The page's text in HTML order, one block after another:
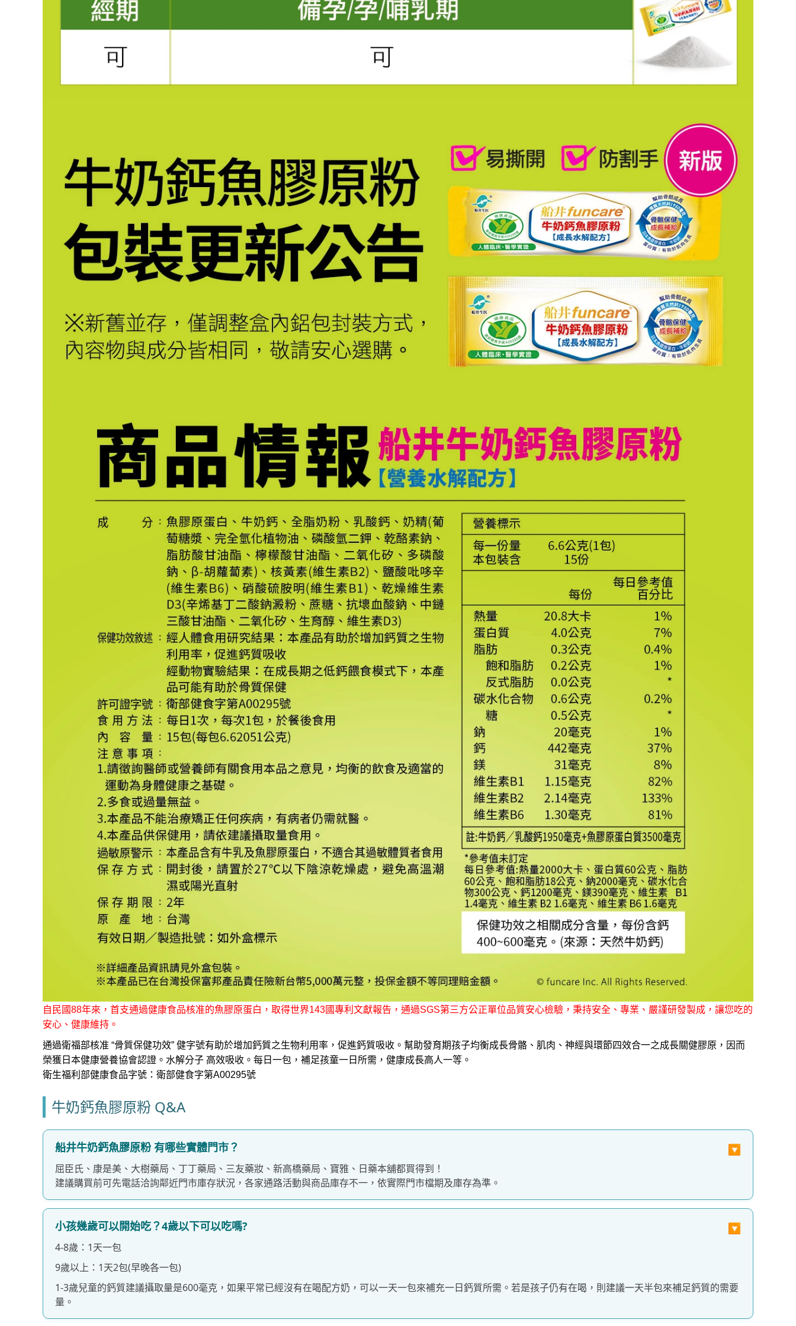
自民國88年來，首支通過健康食品核准的魚膠原蛋白，取得世界143國專利文獻報告，通過SGS第三方公正單位品質安心檢驗，秉持安全、專業、嚴謹研發製成，讓您吃的
安心、健康維持。
通過衛福部核准 “骨質保健功效” 健字號有助於增加鈣質之生物利用率，促進鈣質吸收。幫助發育期孩子均衡成長骨骼、肌肉、神經與環節四效合一之成長關健膠原，因而
榮獲日本健康營養協會認證。水解分子 高效吸收。每日一包，補足孩童一日所需，健康成長高人一等。
衛生福利部健康食品字號：衛部健食字第A00295號
牛奶鈣魚膠原粉 Q&A
船井牛奶鈣魚膠原粉 有哪些實體門市？
屈臣氏、康是美、大樹藥局、丁丁藥局、三友藥妝、新高橋藥局、寶雅、日藥本舖都買得到！
建議購買前可先電話洽詢鄰近門市庫存狀況，各家通路活動與商品庫存不一，依實際門市檔期及庫存為準。
小孩幾歲可以開始吃？4歲以下可以吃嗎?
4-8歲：1天一包
9歲以上：1天2包(早晚各一包)
1-3歲兒童的鈣質建議攝取量是600毫克，如果平常已經沒有在喝配方奶，可以一天一包來補充一日鈣質所需。若是孩子仍有在喝，則建議一天半包來補足鈣質的需要
量。